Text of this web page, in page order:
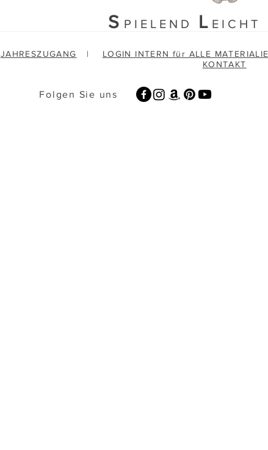
S PIELEND L EICHT
JAHRESZUGANG | LOGIN INTERN für ALLE
KONTAKT
Folgen Sie uns